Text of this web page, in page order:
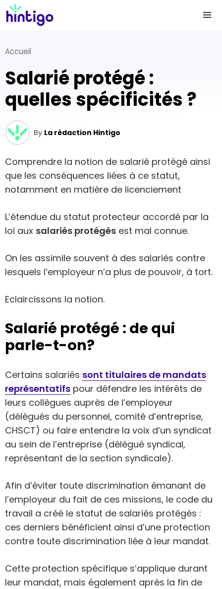
Accueil
Salarié protégé :
quelles spécificités ?
By La rédaction Hintigo
Comprendre la notion de salarié protégé ainsi
que les conséquences liées à ce statut,
notamment en matière de licenciement
L’étendue du statut protecteur accordé par la
loi aux salariés protégés est mal connue.
On les assimile souvent à des salariés contre
lesquels l’employeur n’a plus de pouvoir, à tort.
Eclaircissons la notion.
Salarié protégé : de qui
parle-t-on?
Certains salariés sont titulaires de mandats
représentatifs pour défendre les intérêts de
leurs collègues auprès de l’employeur
(délégués du personnel, comité d’entreprise,
CHSCT) ou faire entendre la voix d’un syndicat
au sein de l’entreprise (délégué syndical,
représentant de la section syndicale).
Afin d’éviter toute discrimination émanant de
l’employeur du fait de ces missions, le code du
travail a créé le statut de salariés protégés :
ces derniers bénéficient ainsi d’une protection
contre toute discrimination liée à leur mandat.
Cette protection spécifique s’applique durant
leur mandat, mais également après la fin de